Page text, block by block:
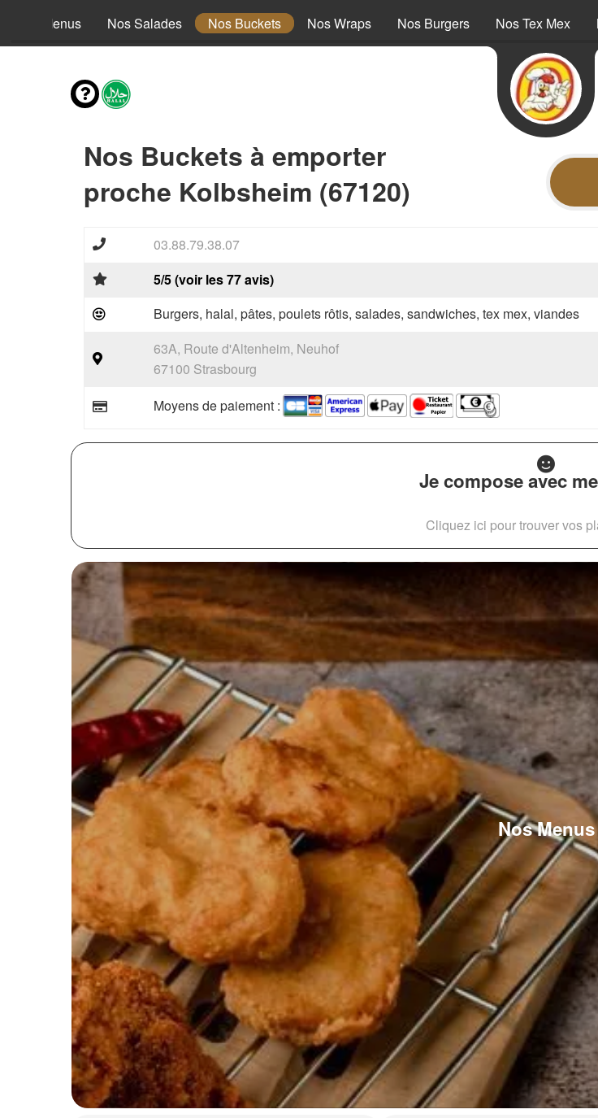
Nos Menus Nos Salades Nos Buckets Nos Wraps Nos Burgers Nos Tex Mex
Nos Buckets à emporter
proche Kolbsheim (67120)
03.88.79.38.07
5/5 (voir les 77 avis)
Burgers, halal, pâtes, poulets rôtis, salades, sandwiches, tex mex, viandes
63A, Route d'Altenheim, Neuhof
67100 Strasbourg
Moyens de paiement :
Je compose avec
Cliquez ici pour trouver vos
Nos Menus